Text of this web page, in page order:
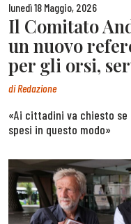
lunedì 18 Maggio, 2026
Il Comitato
un nuovo
per gli orsi,
diRedazione
«Ai cittadini va chiesto se
spesi in questo modo»